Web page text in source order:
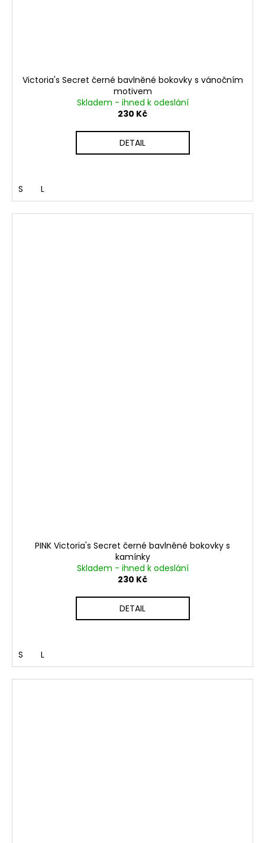
Victoria's Secret černé bavlněné bokovky s vánočním
motivem
Skladem - ihned k odeslání
230 Kč
DETAIL
S L
PINK Victoria's Secret černé bavlněné bokovky s
kamínky
Skladem - ihned k odeslání
230 Kč
DETAIL
S L